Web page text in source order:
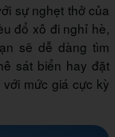
sự nghẹt thở của
đổ xô đi nghỉ hè,
sẽ dễ dàng tìm
sát biển hay đặt
mức giá cực kỳ